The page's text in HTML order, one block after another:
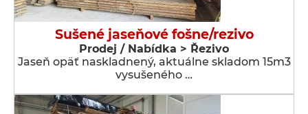
Sušené jaseňové fošne/rezivo
Prodej / Nabídka > Řezivo
Jaseň opäť naskladnený, aktuálne skladom 15m3
vysušeného …